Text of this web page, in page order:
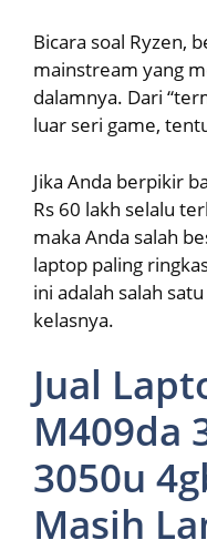
Bicara soal Ryzen,
mainstream yang
dalamnya. Dari
luar seri game,
Jika Anda berpikir
Rs 60 lakh selalu
maka Anda salah
laptop paling
ini adalah salah
kelasnya.
Jual
M409da
3050u
Masih